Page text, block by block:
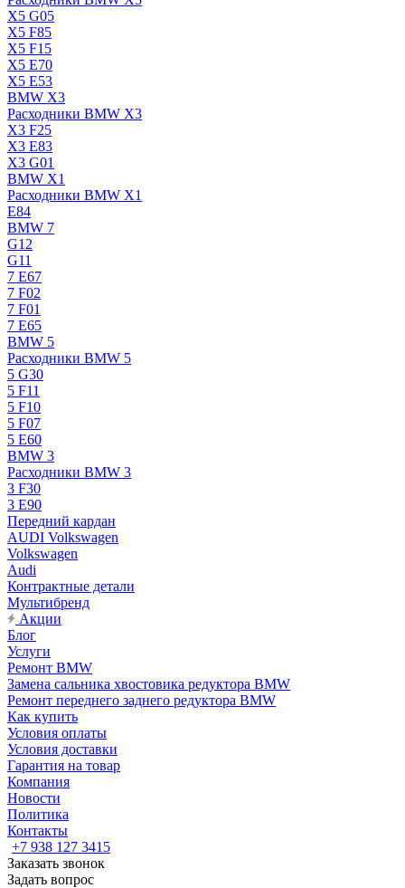
X5 G05
X5 F85
X5 F15
X5 E70
X5 E53
BMW X3
Расходники BMW X3
X3 F25
X3 E83
X3 G01
BMW X1
Расходники BMW X1
E84
BMW 7
G12
G11
7 Е67
7 F02
7 F01
7 E65
BMW 5
Расходники BMW 5
5 G30
5 F11
5 F10
5 F07
5 E60
BMW 3
Расходники BMW 3
3 F30
3 E90
Передний кардан
AUDI Volkswagen
Volkswagen
Audi
Контрактные детали
Мультибренд
Акции
Блог
Услуги
Ремонт BMW
Замена сальника хвостовика редуктора BMW
Ремонт переднего заднего редуктора BMW
Как купить
Условия оплаты
Условия доставки
Гарантия на товар
Компания
Новости
Политика
Контакты
+7 938 127 3415
Заказать звонок
Задать вопрос